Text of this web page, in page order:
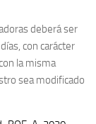
deberá ser
con carácter
la misma
sea modificado